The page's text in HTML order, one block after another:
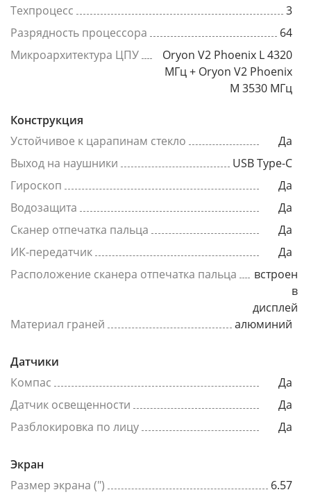
Техпроцесс
3
Разрядность процессора
64
Микроархитектура ЦПУ
Oryon V2 Phoenix L 4320
МГц + Oryon V2 Phoenix
M 3530 МГц
Конструкция
Устойчивое к царапинам стекло
Да
Выход на наушники
USB Type-C
Гироскоп
Да
Водозащита
Да
Сканер отпечатка пальца
Да
ИК-передатчик
Да
Расположение сканера отпечатка пальца
встроен
в
дисплей
Материал граней
алюминий
Датчики
Компас
Да
Датчик освещенности
Да
Разблокировка по лицу
Да
Экран
Размер экрана (")
6.57